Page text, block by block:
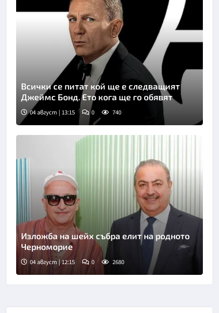
Всички се питат кой ще е следващият
Джеймс Бонд. Ето кога ще го обявят
04 август | 13:15 0 740
Изложба на шейх събра елит на родното
Черноморие
04 август | 12:15 0 2680